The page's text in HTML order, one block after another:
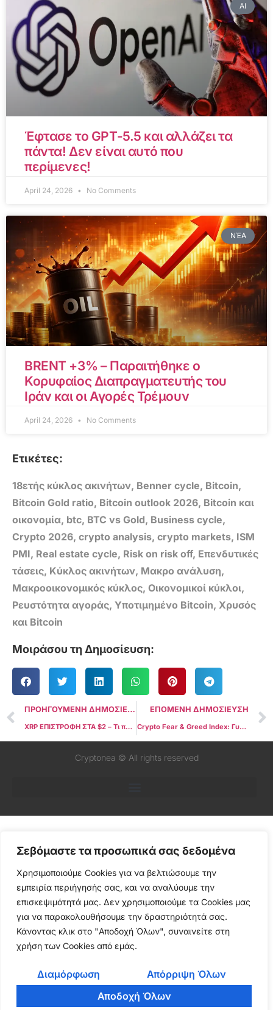
Σεβόμαστε τα προσωπικά σας δεδομένα
Χρησιμοποιούμε Cookies για να βελτιώσουμε την
εμπειρία περιήγησής σας, και να αναλύουμε την
επισκεψιμότητά μας. Δεν χρησιμοποιούμε τα Cookies μας
για να παρακολουθήσουμε την δραστηριότητά σας.
Κάνοντας κλικ στο "Αποδοχή Όλων", συναινείτε στη
χρήση των Cookies από εμάς.
Διαμόρφωση
Απόρριψη Όλων
Αποδοχή Όλων
AI
Έφτασε το GPT-5.5 και αλλάζει τα
πάντα! Δεν είναι αυτό που
περίμενες!
April 24, 2026 No Comments
ΝΈΑ
BRENT +3% – Παραιτήθηκε ο
Κορυφαίος Διαπραγματευτής του
Ιράν και οι Αγορές Τρέμουν
April 24, 2026 No Comments
Ετικέτες:
18ετής κύκλος ακινήτων, Benner cycle, Bitcoin,
Bitcoin Gold ratio, Bitcoin outlook 2026, Bitcoin και
οικονομία, btc, BTC vs Gold, Business cycle,
Crypto 2026, crypto analysis, crypto markets, ISM
PMI, Real estate cycle, Risk on risk off, Επενδυτικές
τάσεις, Κύκλος ακινήτων, Μακρο ανάλυση,
Μακροοικονομικός κύκλος, Οικονομικοί κύκλοι,
Ρευστότητα αγοράς, Υποτιμημένο Bitcoin, Χρυσός
και Bitcoin
Μοιράσου τη Δημοσίευση:
ΠΡΟΗΓΟΥΜΕΝΗ ΔΗΜΟΣΙΕΥΣΗ
XRP ΕΠΙΣΤΡΟΦΗ ΣΤΑ $2 – Τι πραγματικά συνέβη και γιατί όλοι κοιτάνε τώρα το XRP
ΕΠΟΜΕΝΗ ΔΗΜΟΣΙΕΥΣΗ
Crypto Fear & Greed Index: Γυρίζει σε “Neutral” για πρώτη φορά από τον Οκτώβριο και αλλάζει το κλίμα για το 2026
Cryptonea © All rights reserved